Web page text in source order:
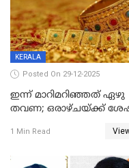
KERALA
Posted On 29-12-2025
ഇന്ന് മാറിമറിഞ്ഞത് ഏഴു
തവണ; ഒരാഴ്ചയ്ക്ക് ശേഷം
1 Min Read